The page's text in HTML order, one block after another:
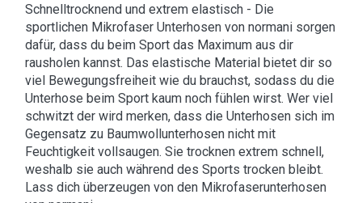
Schnelltrocknend und extrem elastisch - Die
sportlichen Mikrofaser Unterhosen von normani sorgen
dafür, dass du beim Sport das Maximum aus dir
rausholen kannst. Das elastische Material bietet dir so
viel Bewegungsfreiheit wie du brauchst, sodass du die
Unterhose beim Sport kaum noch fühlen wirst. Wer viel
schwitzt der wird merken, dass die Unterhosen sich im
Gegensatz zu Baumwollunterhosen nicht mit
Feuchtigkeit vollsaugen. Sie trocknen extrem schnell,
weshalb sie auch während des Sports trocken bleibt.
Lass dich überzeugen von den Mikrofaserunterhosen